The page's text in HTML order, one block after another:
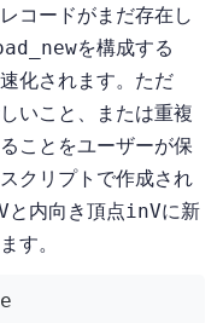
コードがまだ存在し
を構成する
化されます。ただ
いこと、または重複
ことをユーザーが保
クリプトで作成され
と内向き頂点inVに新
す。